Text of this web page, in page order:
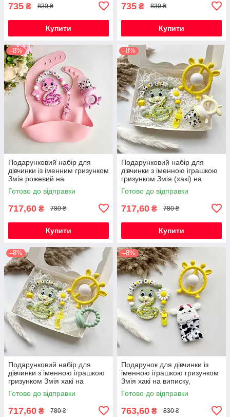
735 ₴ 830 ₴
Купити
735 ₴ 830 ₴
Купити
–8%
Подарунковий набір для
дівчинки із іменним гризунком
Змія рожевий на
народження, хрестини,
виписку, півроку
Готово до відправки
717,60 ₴ 780 ₴
Купити
–8%
Подарунковий набір для
дівчинки з іменною іграшкою
гризунком Змія (хакі) на
виписку, хрестини, півроку
Готово до відправки
717,60 ₴ 780 ₴
Купити
–8%
Подарунковий набір для
дівчинки з іменною іграшкою
гризунком Змія хакі на
виписку, хрестини, півроку
Готово до відправки
717,60 ₴ 780 ₴
–8%
Подарунок для дівчинки із
іменною іграшкою гризунком
Змія хакі на виписку,
хрестини, півроку,
народження
Готово до відправки
763,60 ₴ 830 ₴